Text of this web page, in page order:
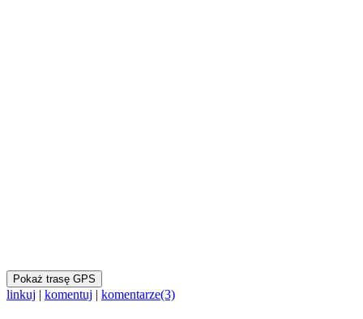
Pokaż trasę GPS
linkuj | komentuj | komentarze(3)